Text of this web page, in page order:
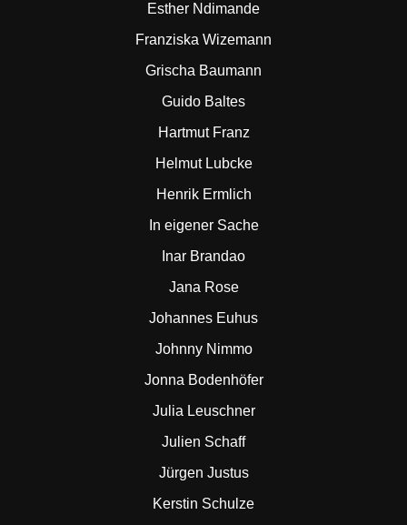
Esther Ndimande
Franziska Wizemann
Grischa Baumann
Guido Baltes
Hartmut Franz
Helmut Lubcke
Henrik Ermlich
In eigener Sache
Inar Brandao
Jana Rose
Johannes Euhus
Johnny Nimmo
Jonna Bodenhöfer
Julia Leuschner
Julien Schaff
Jürgen Justus
Kerstin Schulze